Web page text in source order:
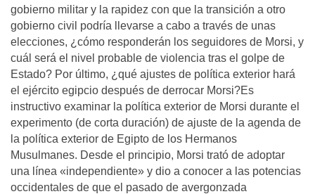
gobierno militar y la rapidez con que la transición a otro
gobierno civil podría llevarse a cabo a través de unas
elecciones, ¿cómo responderán los seguidores de Morsi, y
cuál será el nivel probable de violencia tras el golpe de
Estado? Por último, ¿qué ajustes de política exterior hará
el ejército egipcio después de derrocar Morsi?Es
instructivo examinar la política exterior de Morsi durante el
experimento (de corta duración) de ajuste de la agenda de
la política exterior de Egipto de los Hermanos
Musulmanes. Desde el principio, Morsi trató de adoptar
una línea «independiente» y dio a conocer a las potencias
occidentales de que el pasado de avergonzada